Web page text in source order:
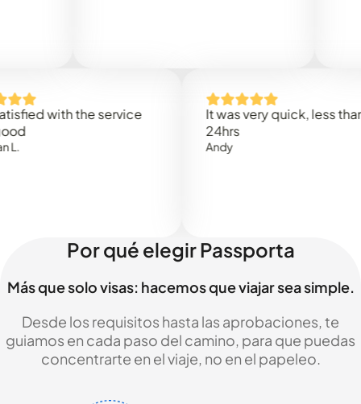
with the service
It was very quick, less than
Por qué elegir Passporta
Más que solo visas: hacemos que viajar sea simple.
Desde los requisitos hasta las aprobaciones, te
guiamos en cada paso del camino, para que puedas
concentrarte en el viaje, no en el papeleo.